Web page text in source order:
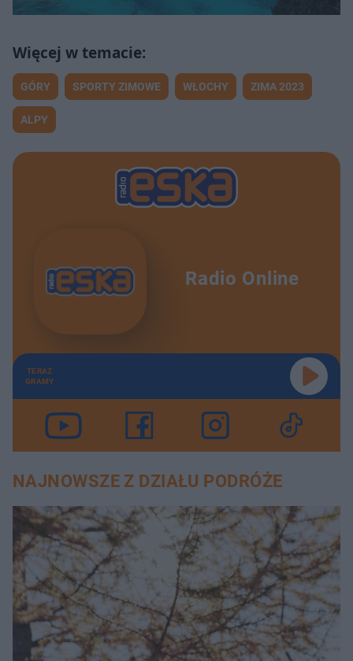
GÓRY SPORTY ZIMOWE WŁOCHY ZIMA 2023
ALPY
Radio Online
TERAZ
GRAMY
NAJNOWSZE Z DZIAŁU PODRÓŻE